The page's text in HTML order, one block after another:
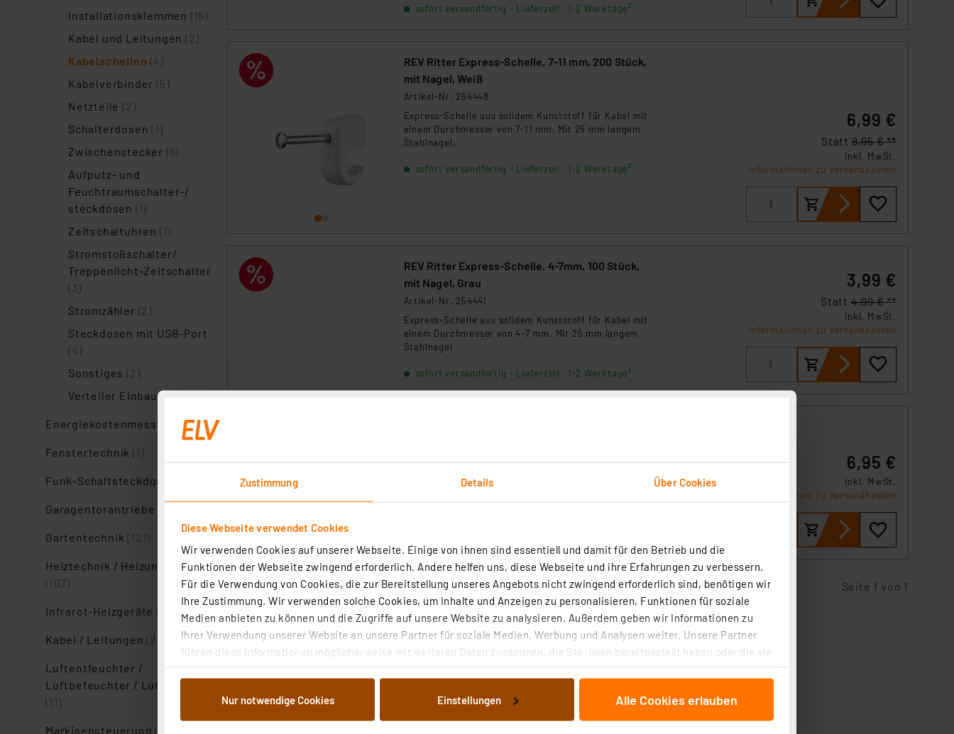
Zustimmung Details Über Cookies
Diese Webseite verwendet Cookies
Wir verwenden Cookies auf unserer Webseite. Einige von ihnen sind essentiell und damit für den Betrieb und die
Funktionen der Webseite zwingend erforderlich. Andere helfen uns, diese Webseite und ihre Erfahrungen zu verbessern.
Für die Verwendung von Cookies, die zur Bereitstellung unseres Angebots nicht zwingend erforderlich sind, benötigen wir
Ihre Zustimmung. Wir verwenden solche Cookies, um Inhalte und Anzeigen zu personalisieren, Funktionen für soziale
Medien anbieten zu können und die Zugriffe auf unsere Website zu analysieren. Außerdem geben wir Informationen zu
Ihrer Verwendung unserer Website an unsere Partner für soziale Medien, Werbung und Analysen weiter. Unsere Partner
führen diese Informationen möglicherweise mit weiteren Daten zusammen, die Sie ihnen bereitgestellt haben oder die sie
Weiterverarbeitung für die nachfolgend dargestellten bzw. die von Ihnen ausgewählten Verarbeitungszwecke (Art. 6
Abs.1a DSG-VO) zu. Eine detaillierte Auflistung der einzelnen Cookies nach Zweck und Anbieter ist durch Klick auf den
Nur notwendige Cookies Einstellungen Alle Cookies erlauben
Installationsklemmen (16)
Kabel und Leitungen(2)
Kabelschellen(4)
Kabelverbinder(5)
Netzteile (2)
Schalterdosen(1)
Zwischenstecker (6)
Aufputz- und
Feuchtraumschalter-/
steckdosen (1)
Zeitschaltuhren (1)
Stromstoßschalter/
Treppenlicht-Zeitschalter
(3)
Stromzähler (2)
Steckdosen mit USB-Port
(4)
Sonstiges(2)
Verteiler Einbaugeräte(1)
Energiekostenmessgeräte(13)
Fenstertechnik(1)
Funk-Schaltsteckdosen
Garagentorantriebe
Gartentechnik(121)
Heiztechnik / Heizungsregler
(107)
Infrarot-Heizgeräte(2)
Kabel / Leitungen(28)
Luftentfeuchter /
Luftbefeuchter / Luftreiniger
(11)
Markisensteuerung(6)
sofort versandfertig - Lieferzeit: 1-2 Werktage²
REV Ritter Express-Schelle, 7-11 mm, 200 Stück,
mit Nagel, Weiß
Artikel-Nr. 254448
Express-Schelle aus solidem Kunststoff für Kabel mit
einem Durchmesser von 7-11 mm. Mit 25 mm langem
Stahlnagel.
sofort versandfertig - Lieferzeit: 1-2 Werktage²
6,99 €
Statt 8,95 € **
inkl. MwSt.
Informationen zu Versandkosten
REV Ritter Express-Schelle, 4-7mm, 100 Stück,
mit Nagel, Grau
Artikel-Nr. 254441
Express-Schelle aus solidem Kunststoff für Kabel mit
einem Durchmesser von 4-7 mm. Mit 25 mm langem
Stahlnagel
sofort versandfertig - Lieferzeit: 1-2 Werktage²
3,99 €
Statt 4,99 € **
inkl. MwSt.
Informationen zu Versandkosten
Express-Schelle aus solidem Kunststoff für Kabel mit
6,95 €
inkl. MwSt.
Informationen zu Versandkosten
Artikel pro Seite: Seite 1 von 1